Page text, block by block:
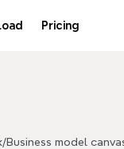
Pricing
/Business model